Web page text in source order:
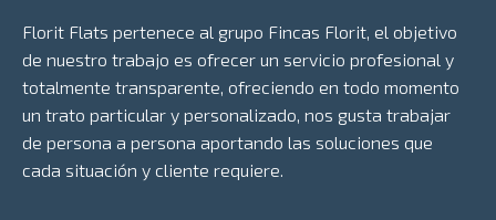
Florit Flats pertenece al grupo Fincas Florit, el objetivo
de nuestro trabajo es ofrecer un servicio profesional y
totalmente transparente, ofreciendo en todo momento
un trato particular y personalizado, nos gusta trabajar
de persona a persona aportando las soluciones que
cada situación y cliente requiere.